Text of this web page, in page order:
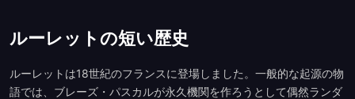
ルーレットの短い歴史
ルーレットは18世紀のフランスに登場しました。一般的な起源の物
語では、ブレーズ・パスカルが永久機関を作ろうとして偶然ランダ